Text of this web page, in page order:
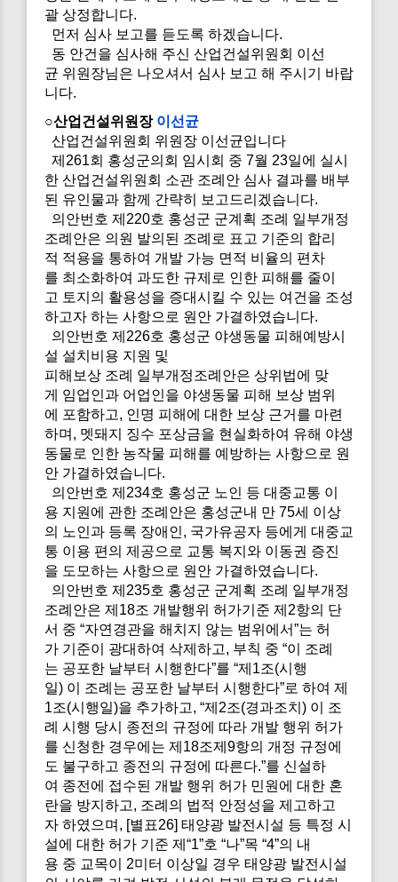
괄 상정합니다.
먼저 심사 보고를 듣도록 하겠습니다.
동 안건을 심사해 주신 산업건설위원회 이선
균 위원장님은 나오셔서 심사 보고 해 주시기 바랍
니다.
○산업건설위원장 이선균
산업건설위원회 위원장 이선균입니다
제261회 홍성군의회 임시회 중 7월 23일에 실시
한 산업건설위원회 소관 조례안 심사 결과를 배부
된 유인물과 함께 간략히 보고드리겠습니다.
의안번호 제220호 홍성군 군계획 조례 일부개정
조례안은 의원 발의된 조례로 표고 기준의 합리
적 적용을 통하여 개발 가능 면적 비율의 편차
를 최소화하여 과도한 규제로 인한 피해를 줄이
고 토지의 활용성을 증대시킬 수 있는 여건을 조성
하고자 하는 사항으로 원안 가결하였습니다.
의안번호 제226호 홍성군 야생동물 피해예방시
설 설치비용 지원 및
피해보상 조례 일부개정조례안은 상위법에 맞
게 임업인과 어업인을 야생동물 피해 보상 범위
에 포함하고, 인명 피해에 대한 보상 근거를 마련
하며, 멧돼지 징수 포상금을 현실화하여 유해 야생
동물로 인한 농작물 피해를 예방하는 사항으로 원
안 가결하였습니다.
의안번호 제234호 홍성군 노인 등 대중교통 이
용 지원에 관한 조례안은 홍성군내 만 75세 이상
의 노인과 등록 장애인, 국가유공자 등에게 대중교
통 이용 편의 제공으로 교통 복지와 이동권 증진
을 도모하는 사항으로 원안 가결하였습니다.
의안번호 제235호 홍성군 군계획 조례 일부개정
조례안은 제18조 개발행위 허가기준 제2항의 단
서 중 “자연경관을 해치지 않는 범위에서”는 허
가 기준이 광대하여 삭제하고, 부칙 중 “이 조례
는 공포한 날부터 시행한다”를 “제1조(시행
일) 이 조례는 공포한 날부터 시행한다”로 하여 제
1조(시행일)을 추가하고, “제2조(경과조치) 이 조
례 시행 당시 종전의 규정에 따라 개발 행위 허가
를 신청한 경우에는 제18조제9항의 개정 규정에
도 불구하고 종전의 규정에 따른다.”를 신설하
여 종전에 접수된 개발 행위 허가 민원에 대한 혼
란을 방지하고, 조례의 법적 안정성을 제고하고
자 하였으며, [별표26] 태양광 발전시설 등 특정 시
설에 대한 허가 기준 제“1”호 “나”목 “4”의 내
용 중 교목이 2미터 이상일 경우 태양광 발전시설